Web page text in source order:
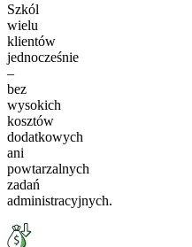
Szkól
wielu
klientów
jednocześnie
–
bez
wysokich
kosztów
dodatkowych
ani
powtarzalnych
zadań
administracyjnych.